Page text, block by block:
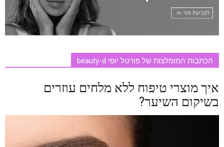
הכתבות המומלצות של פורטל יופי beauty-d
איך מוצרי טיפוח ללא מלחים עוזרים
בשיקום השיער?